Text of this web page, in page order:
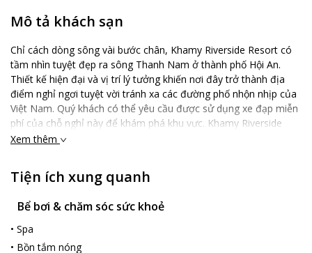
Mô tả khách sạn
Chỉ cách dòng sông vài bước chân, Khamy Riverside Resort có
tầm nhìn tuyệt đẹp ra sông Thanh Nam ở thành phố Hội An.
Thiết kế hiện đại và vị trí lý tưởng khiến nơi đây trở thành địa
điểm nghỉ ngơi tuyệt vời tránh xa các đường phố nhộn nhịp của
Việt Nam. Quý khách có thể yêu cầu được sử dụng xe đạp miễn
phí của chỗ nghỉ này để khám phá khu vực. Khamy Riverside
Resort nằm trong bán kính 1,7 km từ Hội quán Triều Châu, Hội
phong cách hiện đại với máy điều hòa và các tiện nghi. Trong
lạnh mini và két an toàn. Với 2 phòng tắm riêng, du khách có thể
lựa chọn ngâm mình lâu trong bồn tắm hoặc tắm vòi sen thư
giãn. Máy sấy tóc và khăn tắm cũng được cung cấp trong
Xem thêm
Tiện ích xung quanh
Bể bơi & chăm sóc sức khoẻ
• Spa
• Bồn tắm nóng